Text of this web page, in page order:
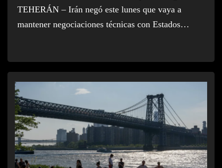
TEHERÁN – Irán negó este lunes que vaya a
mantener negociaciones técnicas con Estados…